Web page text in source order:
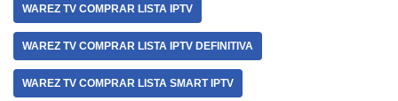
WAREZ TV COMPRAR LISTA IPTV
WAREZ TV COMPRAR LISTA IPTV DEFINITIVA
WAREZ TV COMPRAR LISTA SMART IPTV